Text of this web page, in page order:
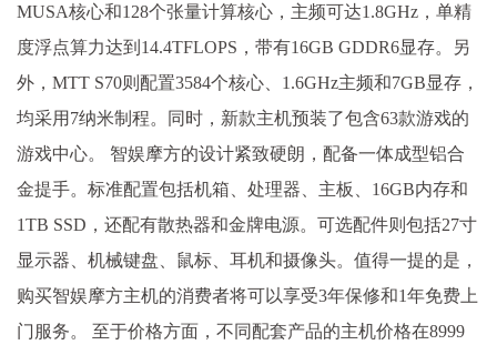
MUSA核心和128个张量计算核心，主频可达1.8GHz，单精
度浮点算力达到14.4TFLOPS，带有16GB GDDR6显存。另
外，MTT S70则配置3584个核心、1.6GHz主频和7GB显存，
均采用7纳米制程。同时，新款主机预装了包含63款游戏的
游戏中心。 智娱摩方的设计紧致硬朗，配备一体成型铝合
金提手。标准配置包括机箱、处理器、主板、16GB内存和
1TB SSD，还配有散热器和金牌电源。可选配件则包括27寸
显示器、机械键盘、鼠标、耳机和摄像头。值得一提的是，
购买智娱摩方主机的消费者将可以享受3年保修和1年免费上
门服务。 至于价格方面，不同配套产品的主机价格在8999